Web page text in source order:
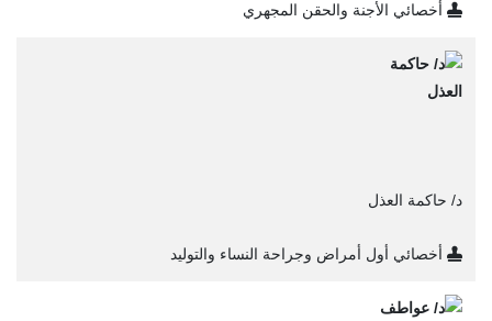
أخصائي الأجنة والحقن المجهري
د/ حاكمة العذل
أخصائي أول أمراض وجراحة النساء والتوليد